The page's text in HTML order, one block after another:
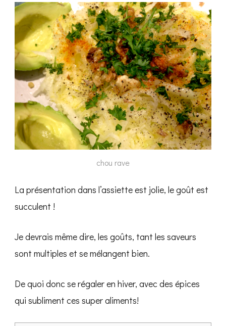
chou rave
La présentation dans l’assiette est jolie, le goût est
succulent !
Je devrais même dire, les goûts, tant les saveurs
sont multiples et se mélangent bien.
De quoi donc se régaler en hiver, avec des épices
qui subliment ces super aliments!